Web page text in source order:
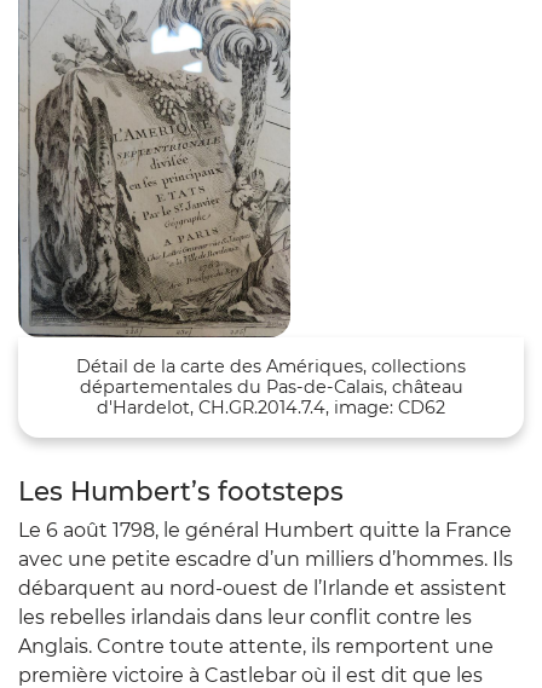
Détail de la carte des Amériques, collections
départementales du Pas-de-Calais, château
d'Hardelot, CH.GR.2014.7.4, image: CD62
Les Humbert’s footsteps
Le 6 août 1798, le général Humbert quitte la France
avec une petite escadre d’un milliers d’hommes. Ils
débarquent au nord-ouest de l’Irlande et assistent
les rebelles irlandais dans leur conflit contre les
Anglais. Contre toute attente, ils remportent une
première victoire à Castlebar où il est dit que les